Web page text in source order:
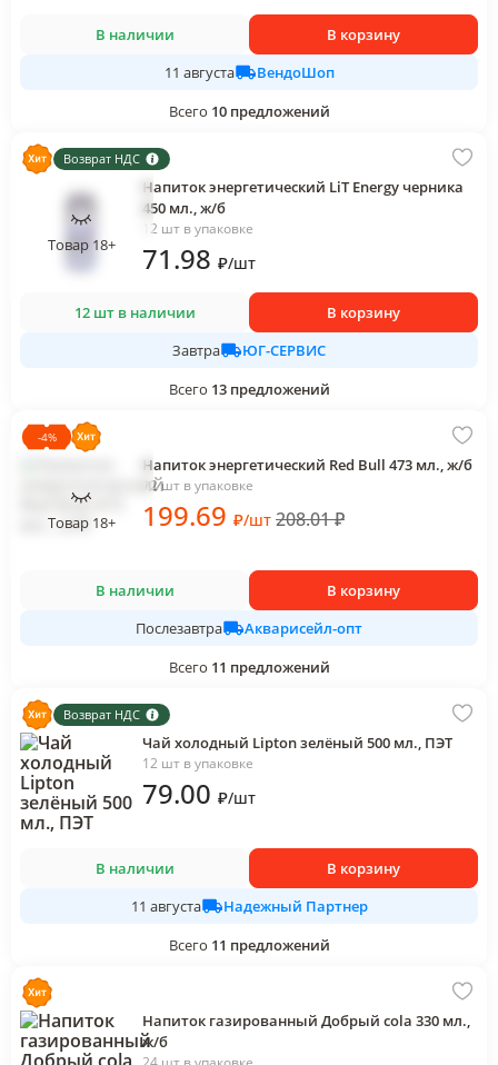
В наличии
В корзину
11 августа
ВендоШоп
Всего 10 предложений
Возврат НДС
Товар 18+
Напиток энергетический LiT Energy черника
450 мл., ж/б
12 шт в упаковке
71.98 ₽/шт
12 шт в наличии
В корзину
Завтра
ЮГ-СЕРВИС
Всего 13 предложений
-4%
Товар 18+
Напиток энергетический Red Bull 473 мл., ж/б
12 шт в упаковке
199.69 ₽/шт 208.01₽
В наличии
В корзину
Послезавтра
Акварисейл-опт
Всего 11 предложений
Возврат НДС
Чай холодный Lipton зелёный 500 мл., ПЭТ
12 шт в упаковке
79.00 ₽/шт
В наличии
В корзину
11 августа
Надежный Партнер
Всего 11 предложений
Напиток газированный Добрый cola 330 мл.,
ж/б